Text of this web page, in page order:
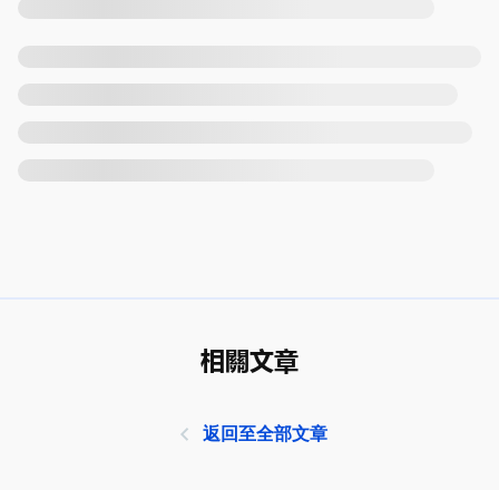
相關文章
返回至全部文章